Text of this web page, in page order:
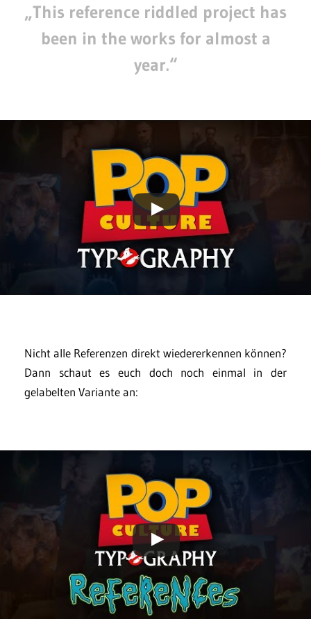
„This reference riddled project has
been in the works for almost a
year.“
Nicht alle Referenzen direkt wiedererkennen können?
Dann schaut es euch doch noch einmal in der
gelabelten Variante an: